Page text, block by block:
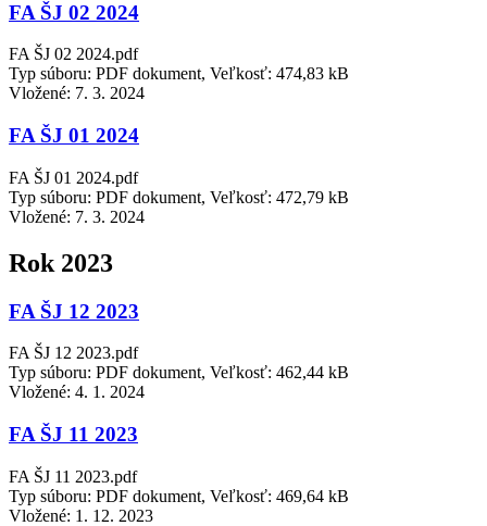
FA ŠJ 02 2024
FA ŠJ 02 2024.pdf
Typ súboru: PDF dokument, Veľkosť: 474,83 kB
Vložené: 7. 3. 2024
FA ŠJ 01 2024
FA ŠJ 01 2024.pdf
Typ súboru: PDF dokument, Veľkosť: 472,79 kB
Vložené: 7. 3. 2024
Rok 2023
FA ŠJ 12 2023
FA ŠJ 12 2023.pdf
Typ súboru: PDF dokument, Veľkosť: 462,44 kB
Vložené: 4. 1. 2024
FA ŠJ 11 2023
FA ŠJ 11 2023.pdf
Typ súboru: PDF dokument, Veľkosť: 469,64 kB
Vložené: 1. 12. 2023